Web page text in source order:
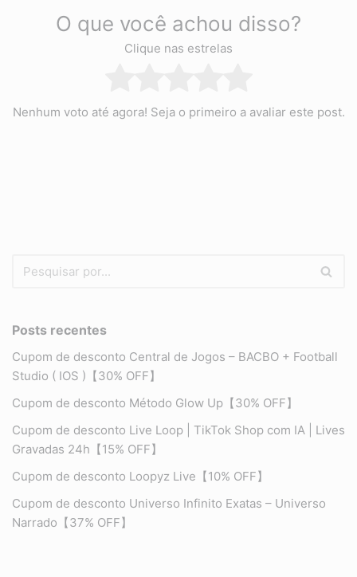
O que você achou disso?
Clique nas estrelas
Nenhum voto até agora! Seja o primeiro a avaliar este post.
Posts recentes
Cupom de desconto Central de Jogos – BACBO + Football
Studio ( IOS )【30% OFF】
Cupom de desconto Método Glow Up【30% OFF】
Cupom de desconto Live Loop | TikTok Shop com IA | Lives
Gravadas 24h【15% OFF】
Cupom de desconto Loopyz Live【10% OFF】
Cupom de desconto Universo Infinito Exatas – Universo
Narrado【37% OFF】